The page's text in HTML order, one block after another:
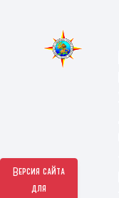
Версия сайта
для